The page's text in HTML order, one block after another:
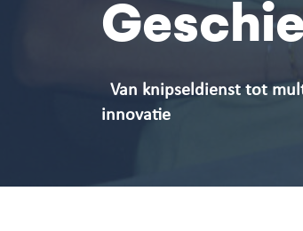
Van knipseldienst tot
innovatie